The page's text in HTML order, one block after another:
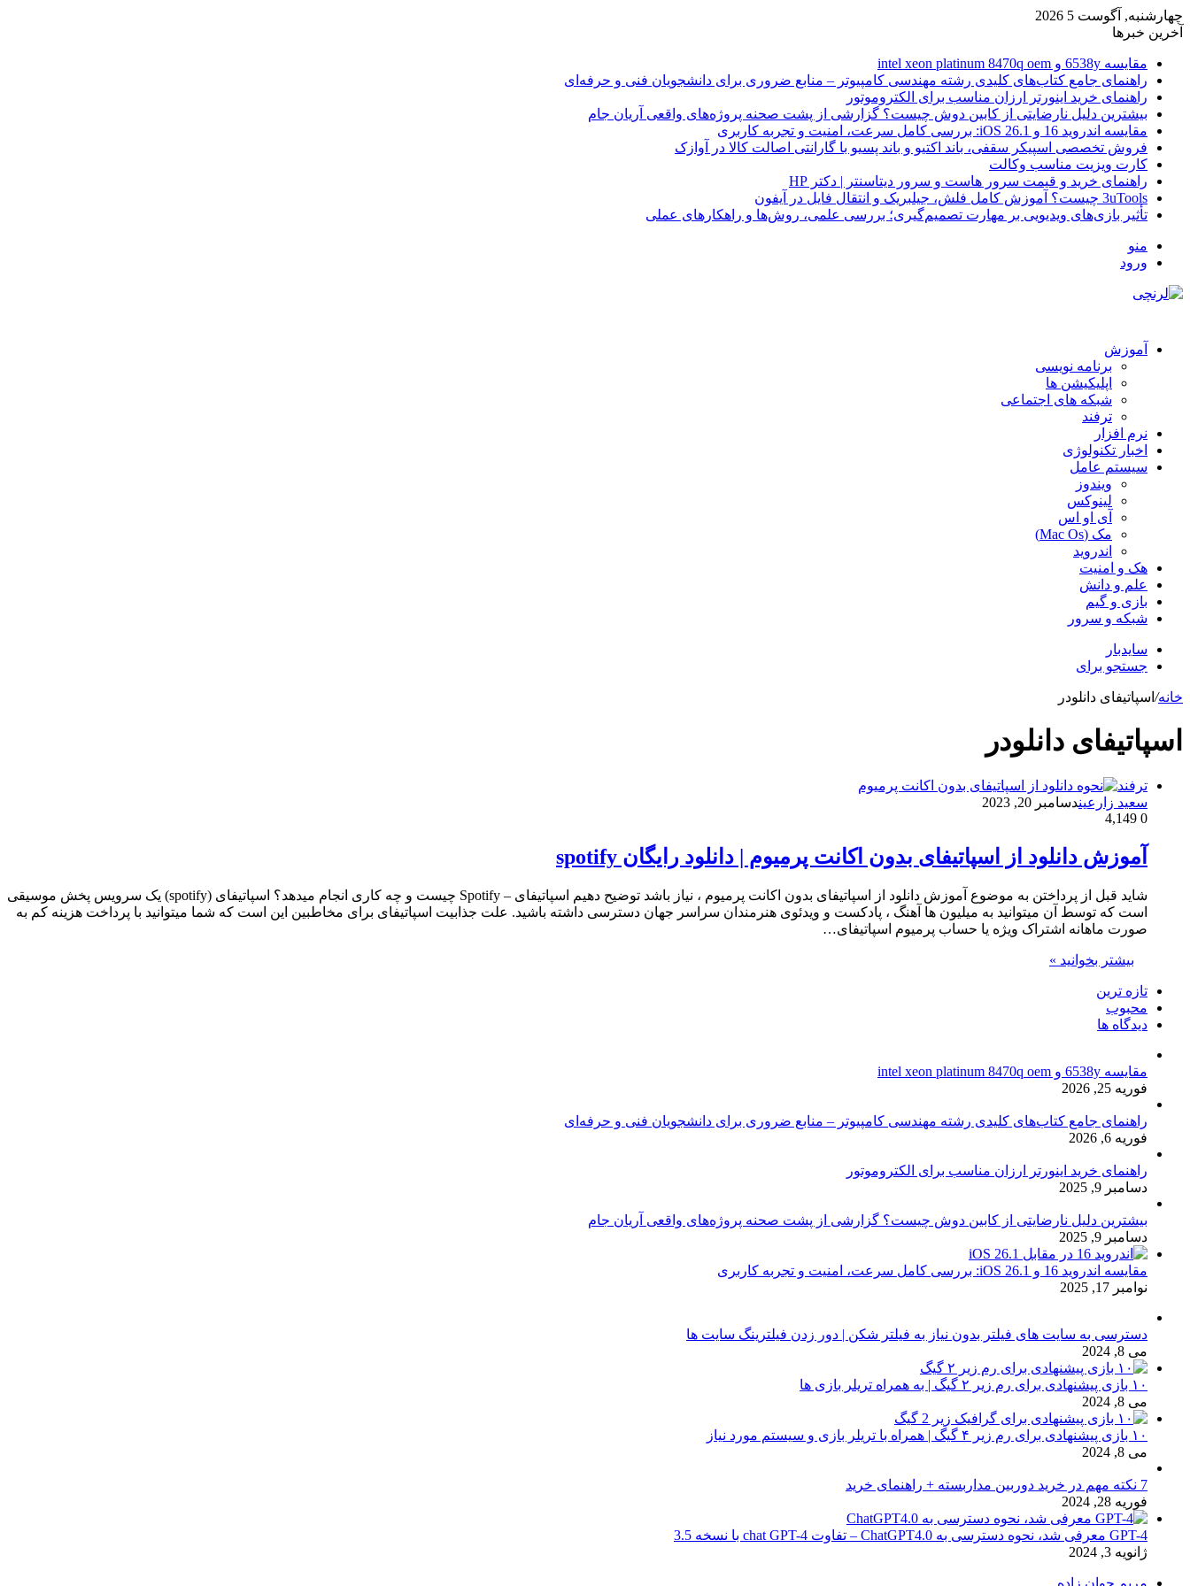
چهارشنبه, آگوست 5 2026
آخرین خبرها
مقایسه 6538y و intel xeon platinum 8470q oem
راهنمای جامع کتاب‌های کلیدی رشته مهندسی کامپیوتر – منابع ضروری برای دانشجویان فنی و حرفه‌ای
راهنمای خرید اینورتر ارزان مناسب برای الکتروموتور
بیشترین دلیل نارضایتی از کابین دوش چیست؟ گزارشی از پشت صحنه پروژه‌های واقعی آریان جام
مقایسه اندروید 16 و iOS 26.1: بررسی کامل سرعت، امنیت و تجربه کاربری
فروش تخصصی اسپیکر سقفی، باند اکتیو و باند پسیو با گارانتی اصالت کالا در آوازک
کارت ویزیت مناسب وکالت
راهنمای خرید و قیمت سرور هاست و سرور دیتاسنتر | دکتر HP
3uTools چیست؟ آموزش کامل فلش، جیلبریک و انتقال فایل در آیفون
تأثیر بازی‌های ویدیویی بر مهارت تصمیم‌گیری؛ بررسی علمی، روش‌ها و راهکارهای عملی
منو
ورود
آموزش
برنامه نویسی
اپلیکیشن ها
شبکه های اجتماعی
ترفند
نرم افزار
اخبار تکنولوژی
سیستم عامل
ویندوز
لینوکس
آی او اس
مک (Mac Os)
اندروید
هک و امنیت
علم و دانش
بازی و گیم
شبکه و سرور
سایدبار
جستجو برای
خانه/ اسپاتیفای دانلودر
اسپاتیفای دانلودر
ترفند
سعید زارعیندسامبر 20, 2023
0
آموزش دانلود از اسپاتیفای بدون اکانت پرمیوم | دانلود رایگان spotify
شاید قبل از پرداختن به موضوع آموزش دانلود از اسپاتیفای بدون اکانت پرمیوم ، نیاز باشد توضیح دهیم اسپاتیفای – Spotify چیست و چه کاری انجام میدهد؟ اسپاتیفای (spotify) یک سرویس پخش موسیقی
است که توسط آن میتوانید به میلیون ها آهنگ ، پادکست و ویدئوی هنرمندان سراسر جهان دسترسی داشته باشید. علت جذابیت اسپاتیفای برای مخاطبین این است که شما میتوانید با پرداخت هزینه کم به
صورت ماهانه اشتراک ویژه یا حساب پرمیوم اسپاتیفای…
بیشتر بخوانید »
تازه ترین
محبوب
دیدگاه ها
مقایسه 6538y و intel xeon platinum 8470q oem
فوریه 25, 2026
راهنمای جامع کتاب‌های کلیدی رشته مهندسی کامپیوتر – منابع ضروری برای دانشجویان فنی و حرفه‌ای
فوریه 6, 2026
راهنمای خرید اینورتر ارزان مناسب برای الکتروموتور
دسامبر 9, 2025
بیشترین دلیل نارضایتی از کابین دوش چیست؟ گزارشی از پشت صحنه پروژه‌های واقعی آریان جام
دسامبر 9, 2025
مقایسه اندروید 16 و iOS 26.1: بررسی کامل سرعت، امنیت و تجربه کاربری
نوامبر 17, 2025
دسترسی به سایت های فیلتر بدون نیاز به فیلتر شکن | دور زدن فیلترینگ سایت ها
می 8, 2024
۱۰ بازی پیشنهادی برای رم زیر ۲ گیگ | به همراه تریلر بازی ها
می 8, 2024
۱۰ بازی پیشنهادی برای رم زیر ۴ گیگ | همراه با تریلر بازی و سیستم مورد نیاز
می 8, 2024
7 نکته مهم در خرید دوربین مداربسته + راهنمای خرید
فوریه 28, 2024
GPT-4 معرفی شد، نحوه دسترسی به ChatGPT4.0 – تفاوت chat GPT-4 با نسخه 3.5
ژانویه 3, 2024
مریم جوان زاده